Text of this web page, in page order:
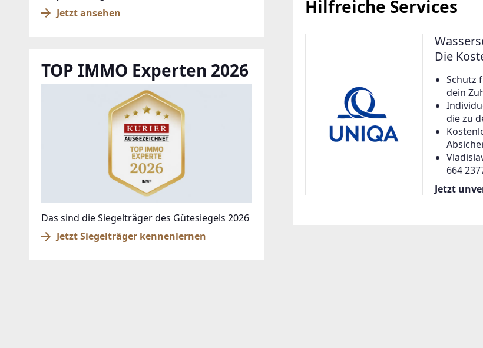
Hilfreiche Services
Die
Schutz
dein
die zu
664
Jetzt
Jetzt ansehen
TOP IMMO Experten 2026
Das sind die Siegelträger des Gütesiegels 2026
Jetzt Siegelträger kennenlernen